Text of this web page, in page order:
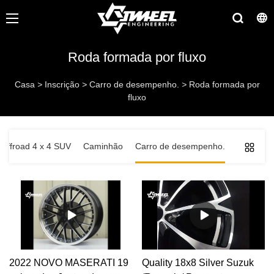
Roda formada por fluxo
Casa > Inscrição > Carro de desempenho. > Roda formada por
fluxo
Offroad 4 x 4 SUV Caminhão Carro de desempenho.
2022 NOVO MASERATI 19
Quality 18x8 Silver Suzuk